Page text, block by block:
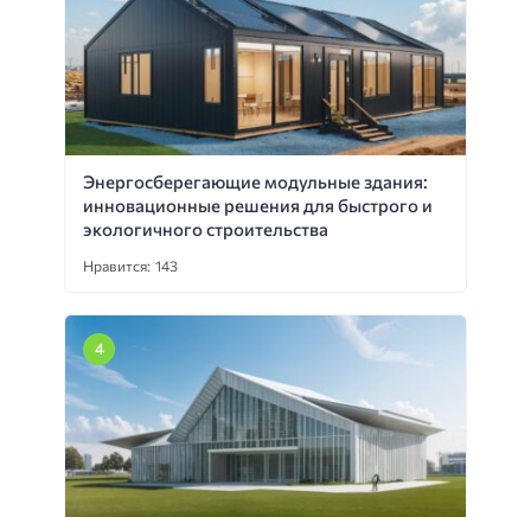
Энергосберегающие модульные здания:
инновационные решения для быстрого и
экологичного строительства
Нравится: 143